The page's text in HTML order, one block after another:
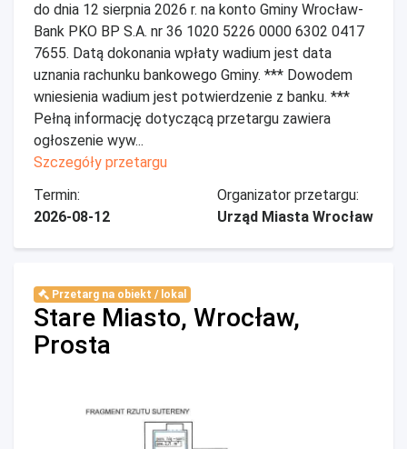
do dnia 12 sierpnia 2026 r. na konto Gminy Wrocław-
Bank PKO BP S.A. nr 36 1020 5226 0000 6302 0417
7655. Datą dokonania wpłaty wadium jest data
uznania rachunku bankowego Gminy. *** Dowodem
wniesienia wadium jest potwierdzenie z banku. ***
Pełną informację dotyczącą przetargu zawiera
ogłoszenie wyw...
Szczegóły przetargu
Termin:
2026-08-12
Organizator przetargu:
Urząd Miasta Wrocław
Przetarg na obiekt / lokal
Stare Miasto, Wrocław,
Prosta